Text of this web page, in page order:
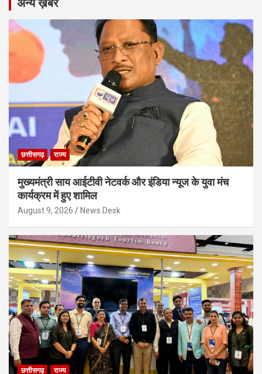
अन्य ख़बरें
छत्तीसगढ़ राज्य
मुख्यमंत्री साय आईटीवी नेटवर्क और इंडिया न्यूज के युवा मंच
कार्यक्रम में हुए शामिल
August 9, 2026 News Desk
छत्तीसगढ़ राज्य